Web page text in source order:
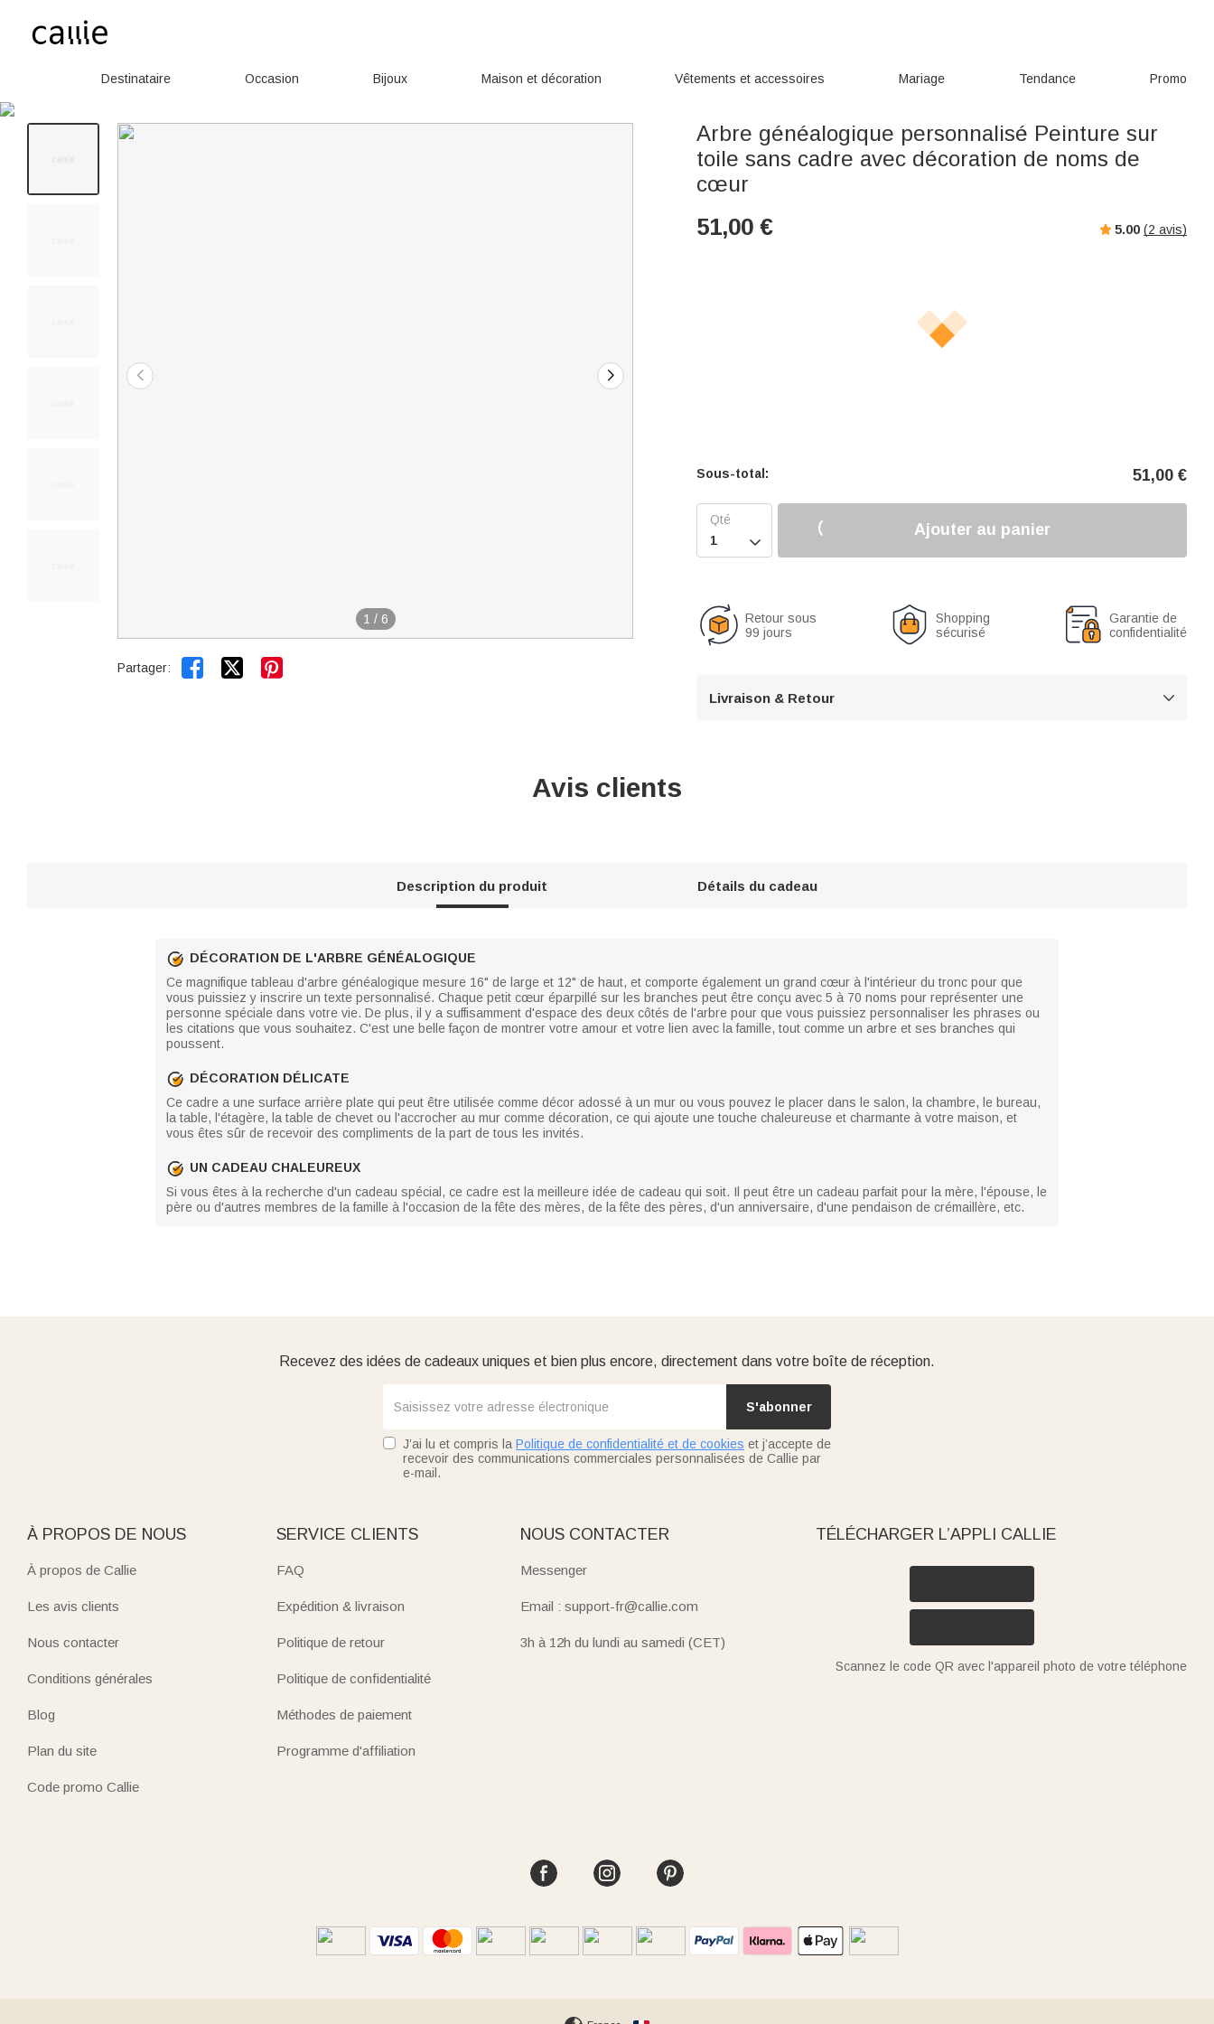
Destinataire Occasion Bijoux Maison et décoration Vêtements et accessoires Mariage Tendance Promo
1 / 6
Partager:  
Arbre généalogique personnalisé Peinture sur
toile sans cadre avec décoration de noms de
cœur
51,00 € 5.00 (2 avis)
Sous-total: 51,00 €

Ajouter au panier
Retour sous
99 jours
Shopping
sécurisé
Garantie de
confidentialité
Livraison & Retour 
Avis clients
Description du produit Détails du cadeau
DÉCORATION DE L'ARBRE GÉNÉALOGIQUE
Ce magnifique tableau d'arbre généalogique mesure 16" de large et 12" de haut, et comporte également un grand cœur à l'intérieur du tronc pour que
vous puissiez y inscrire un texte personnalisé. Chaque petit cœur éparpillé sur les branches peut être conçu avec 5 à 70 noms pour représenter une
personne spéciale dans votre vie. De plus, il y a suffisamment d'espace des deux côtés de l'arbre pour que vous puissiez personnaliser les phrases ou
les citations que vous souhaitez. C'est une belle façon de montrer votre amour et votre lien avec la famille, tout comme un arbre et ses branches qui
poussent.
DÉCORATION DÉLICATE
Ce cadre a une surface arrière plate qui peut être utilisée comme décor adossé à un mur ou vous pouvez le placer dans le salon, la chambre, le bureau,
la table, l'étagère, la table de chevet ou l'accrocher au mur comme décoration, ce qui ajoute une touche chaleureuse et charmante à votre maison, et
vous êtes sûr de recevoir des compliments de la part de tous les invités.
UN CADEAU CHALEUREUX
Si vous êtes à la recherche d'un cadeau spécial, ce cadre est la meilleure idée de cadeau qui soit. Il peut être un cadeau parfait pour la mère, l'épouse, le
père ou d'autres membres de la famille à l'occasion de la fête des mères, de la fête des pères, d'un anniversaire, d'une pendaison de crémaillère, etc.
Recevez des idées de cadeaux uniques et bien plus encore, directement dans votre boîte de réception.
S'abonner
J’ai lu et compris la Politique de confidentialité et de cookies et j’accepte de
recevoir des communications commerciales personnalisées de Callie par
e-mail.
À PROPOS DE NOUS
À propos de Callie
Les avis clients
Nous contacter
Conditions générales
Blog
Plan du site
Code promo Callie
SERVICE CLIENTS
FAQ
Expédition & livraison
Politique de retour
Politique de confidentialité
Méthodes de paiement
Programme d'affiliation
NOUS CONTACTER
Messenger
Email : support-fr@callie.com
3h à 12h du lundi au samedi (CET)
TÉLÉCHARGER L’APPLI CALLIE
Scannez le code QR avec l'appareil photo de votre téléphone